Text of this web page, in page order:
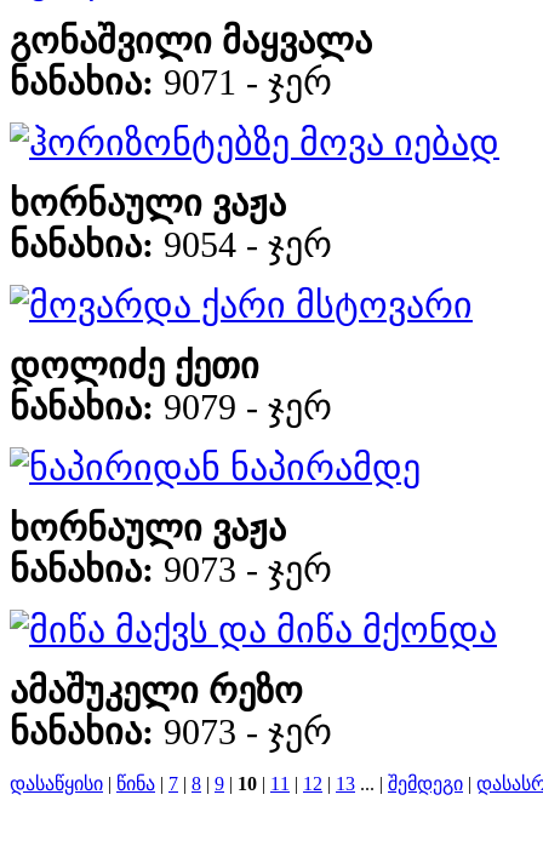
გონაშვილი მაყვალა
ნანახია: 9071 - ჯერ
ჰორიზონტებზე მოვა იებად
ხორნაული ვაჟა
ნანახია: 9054 - ჯერ
მოვარდა ქარი მსტოვარი
დოლიძე ქეთი
ნანახია: 9079 - ჯერ
ნაპირიდან ნაპირამდე
ხორნაული ვაჟა
ნანახია: 9073 - ჯერ
მიწა მაქვს და მიწა მქონდა
ამაშუკელი რეზო
ნანახია: 9073 - ჯერ
დასაწყისი | წინა | 7 | 8 | 9 | 10 | 11 | 12 | 13 ... | შემდეგი |